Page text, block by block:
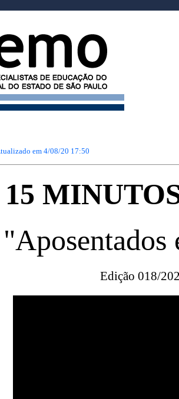
em 4/08/20 17:50
15
"Aposentados
Edição 018/